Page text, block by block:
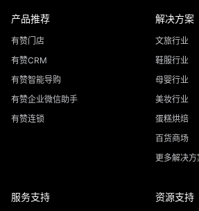
产品推荐
有赞门店
有赞CRM
有赞智能导购
有赞企业微信助手
有赞连锁
解决方案
文旅行业
鞋服行业
母婴行业
美妆行业
蛋糕烘焙
百货商场
更多解决方
服务支持 资源支持